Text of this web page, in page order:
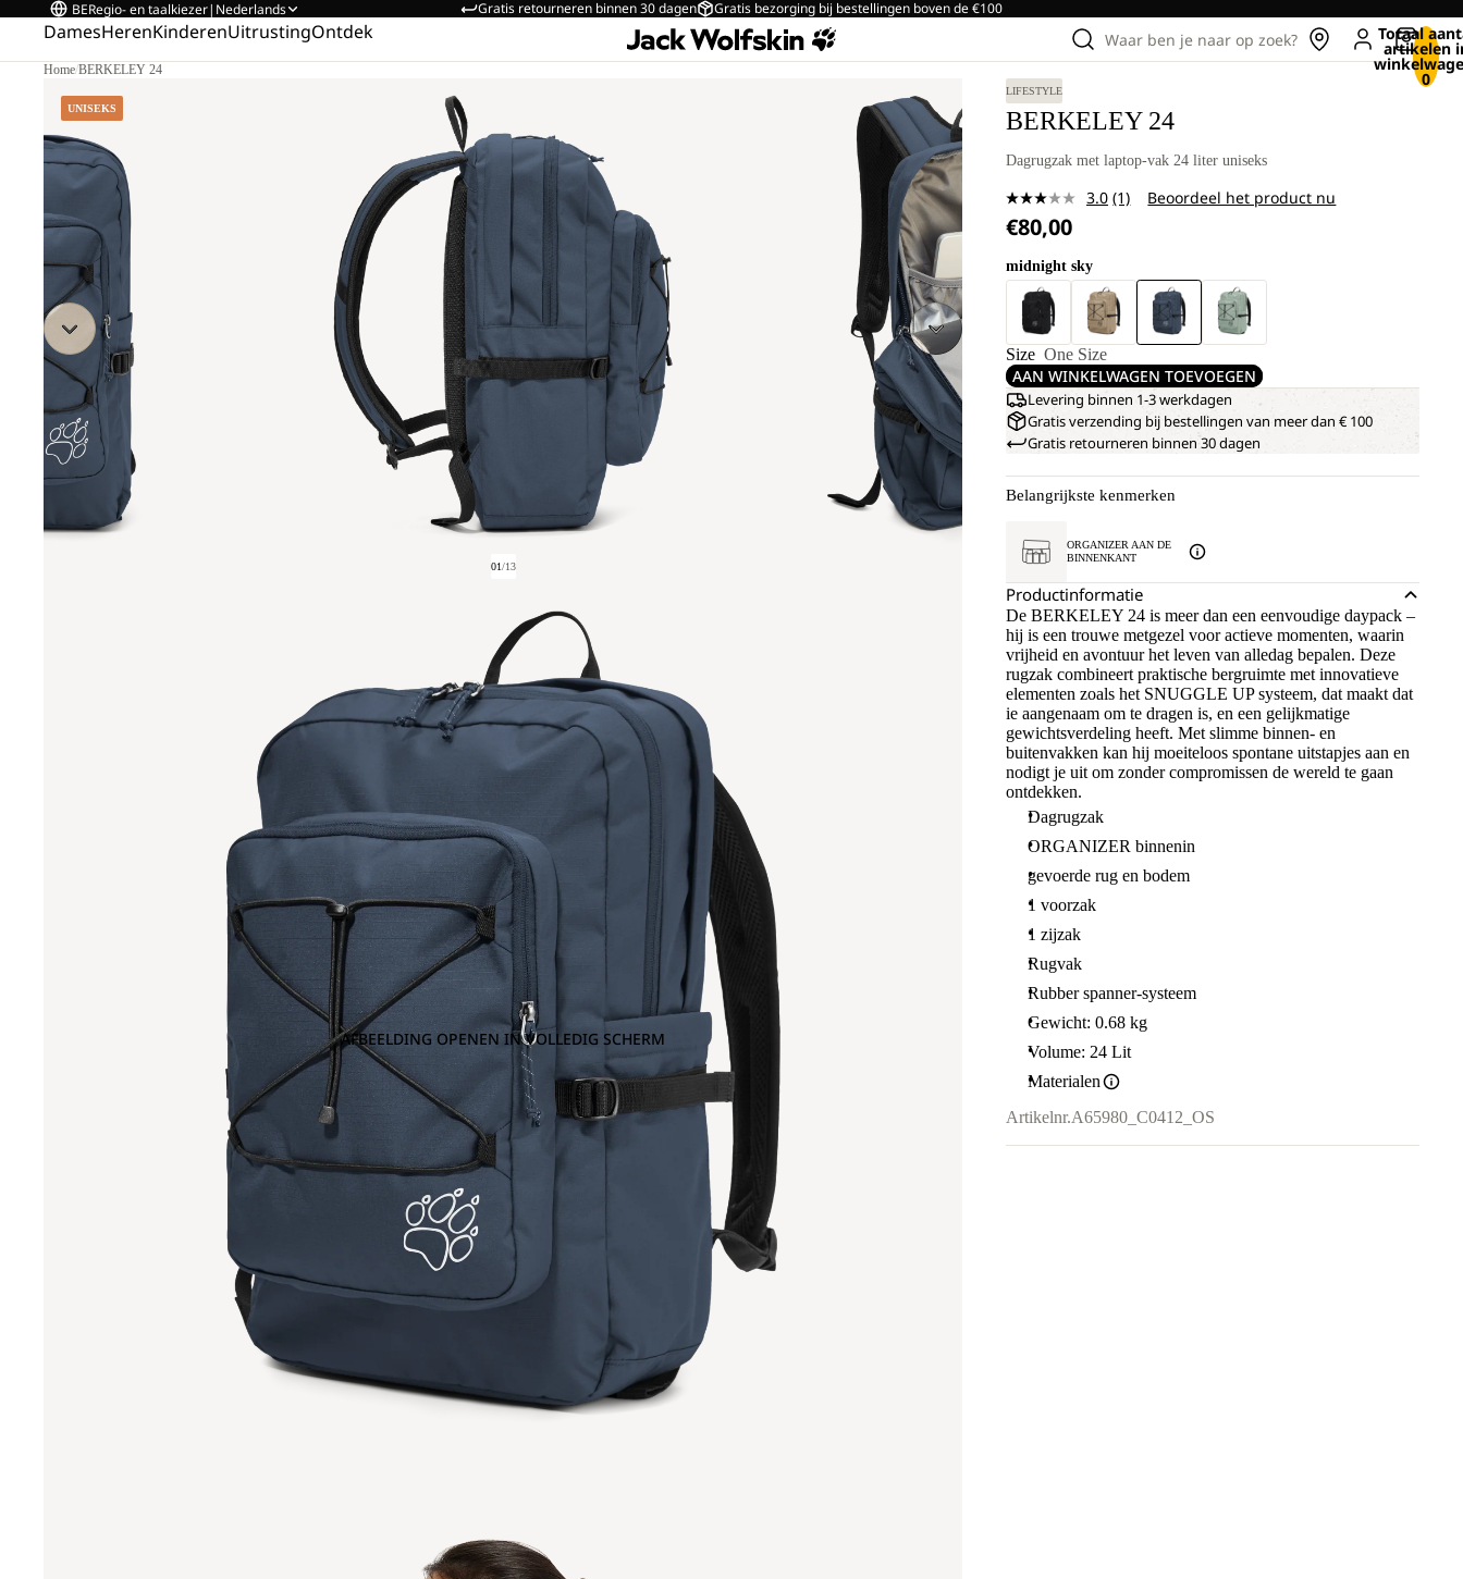
Gratis retourneren binnen 30 dagen Gratis bezorging bij bestellingen boven de €100
BERegio- en taalkiezer| Nederlands
DamesHerenKinderenUitrustingOntdek Waar ben je naar op zoek? Totaal
artikelen
0
Home/BERKELEY 24
UNISEKS
01/13
AFBEELDING OPENEN IN VOLLEDIG SCHERM
LIFESTYLE
BERKELEY 24
Dagrugzak met laptop-vak 24 liter uniseks
3.0 Lees
paginalink.
(1) Beoordeel het product nu
€80,00
midnight sky
Size One Size
AAN WINKELWAGEN TOEVOEGEN
Levering binnen 1-3 werkdagen
Gratis verzending bij bestellingen van meer dan € 100
Gratis retourneren binnen 30 dagen
Belangrijkste kenmerken
ORGANIZER AAN DE
BINNENKANT
Productinformatie
De BERKELEY 24 is meer dan een eenvoudige daypack –
hij is een trouwe metgezel voor actieve momenten, waarin
vrijheid en avontuur het leven van alledag bepalen. Deze
rugzak combineert praktische bergruimte met innovatieve
elementen zoals het SNUGGLE UP systeem, dat maakt dat
ie aangenaam om te dragen is, en een gelijkmatige
gewichtsverdeling heeft. Met slimme binnen- en
buitenvakken kan hij moeiteloos spontane uitstapjes aan en
nodigt je uit om zonder compromissen de wereld te gaan
ontdekken.
Dagrugzak
ORGANIZER binnenin
gevoerde rug en bodem
1 voorzak
1 zijzak
Rugvak
Rubber spanner-systeem
Gewicht: 0.68 kg
Volume: 24 Lit
Materialen
Artikelnr.A65980_C0412_OS